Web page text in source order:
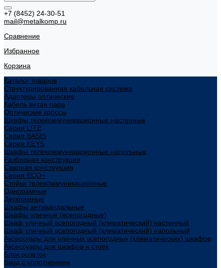
+7 (8452) 24-30-51
mail@metalkomp.ru
Сравнение
Избранное
Корзина
Каталог товаров
Структурированная кабельная система
Адаптеры оптические
Кабель витая пара
Оптические кроссы
Шкафы телекоммуникационные настенные
Cерия LITE
Cерия BASIS
Cерия KEYS
Шкафы телекоммуникационные напольные
Разборная конструкция
Сварная конструкция
Серия ECO+
Стойки телекоммуникационные
Однорамные
Двухрамные
Шкафы антивандальные
Шкафы уличные (всепогодные)
Шкаф уличный всепогодный (климатический) настенный
Шкаф уличный всепогодный (климатический) напольный
Аксессуары для уличных всепогодных (климатических) шкафов
Аксессуары для шкафов и стоек
Блок розеток
Ввод с уплотнением